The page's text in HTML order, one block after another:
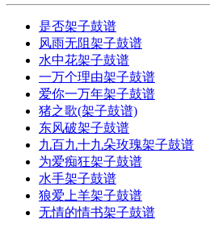
是否架子鼓谱
风雨无阻架子鼓谱
水中花架子鼓谱
一万个理由架子鼓谱
爱你一万年架子鼓谱
猪之歌(架子鼓谱)
东风破架子鼓谱
九百九十九朵玫瑰架子鼓谱
为爱痴狂架子鼓谱
水手架子鼓谱
狼爱上羊架子鼓谱
无情的情书架子鼓谱